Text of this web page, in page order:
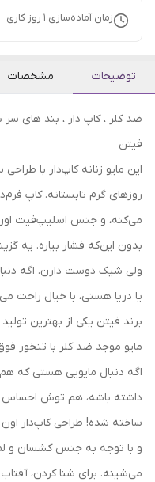
زمان آماده‌سازی 1 روز کاری
توضیحات مشخصات
ضد کلر ، کاپ دار ، بند های سر
فیتن
این مایو زنانه کاپ‌دار با
روزهای گرم تابستانه. کاپ
می‌کنه، و جنس اسلیپ‌فیت
بدون این‌که فشار بیاره. یه
ولی شیک دوست دارن. اگه
یا دریا هستی، با خیال راحت
برند فیتن یکی از بهترین
مایو موجد ضد کلر با تنخور فوق
اگه دنبال مایویی هستی
داشته باشه، هم توش احساس
ساخته شده! طراحی کاپ‌دار
و با توجه به جنس کشسان و
می‌شینه. برای شنا کردن،